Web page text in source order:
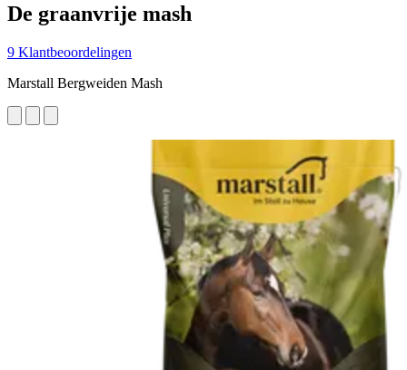
De graanvrije mash
9 Klantbeoordelingen
Marstall Bergweiden Mash